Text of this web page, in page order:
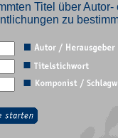
Titel über
zu